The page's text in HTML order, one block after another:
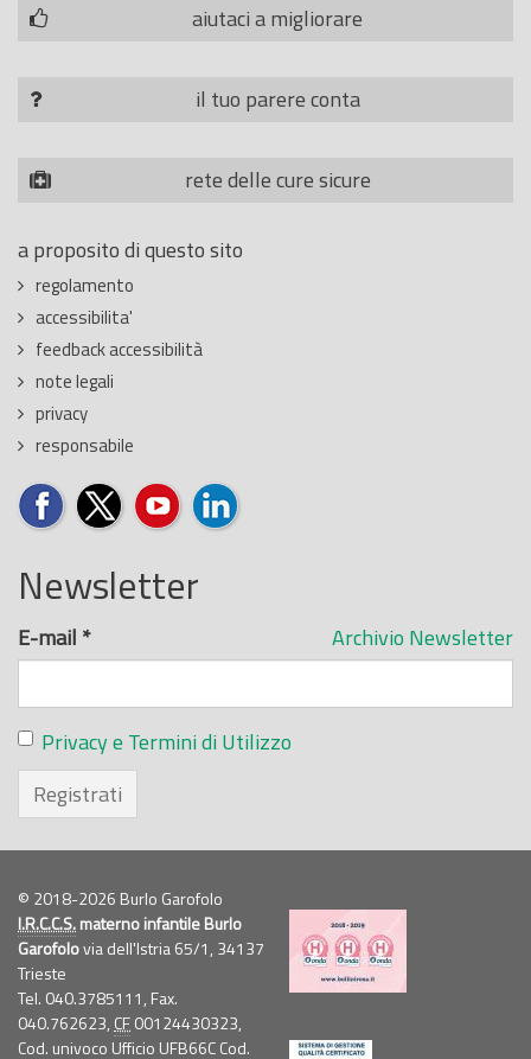
aiutaci a migliorare
il tuo parere conta
rete delle cure sicure
a proposito di questo sito
regolamento
accessibilita'
feedback accessibilità
note legali
privacy
responsabile
Newsletter
Archivio Newsletter
E-mail *
Privacy e Termini di Utilizzo
Registrati
© 2018-2026 Burlo Garofolo
I.R.C.C.S.materno infantile Burlo
Garofolovia dell'Istria 65/1, 34137
Trieste
Tel. 040.3785111, Fax.
040.762623, CF00124430323,
Cod. univoco Ufficio UFB66C Cod.